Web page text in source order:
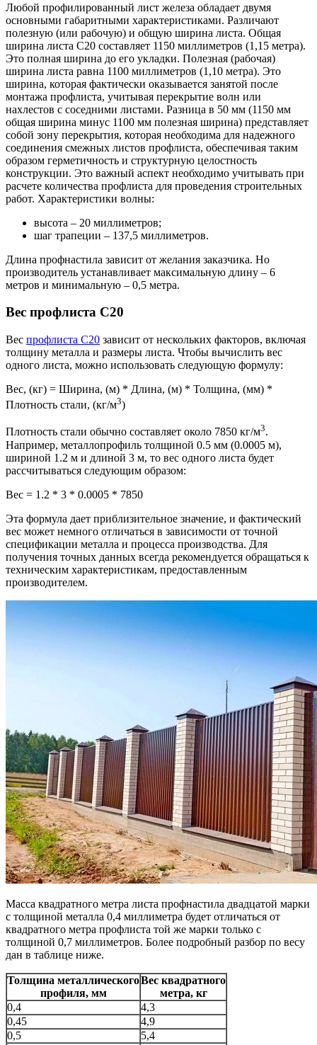
Любой профилированный лист железа обладает двумя
основными габаритными характеристиками. Различают
полезную (или рабочую) и общую ширина листа. Общая
ширина листа С20 составляет 1150 миллиметров (1,15 метра).
Это полная ширина до его укладки. Полезная (рабочая)
ширина листа равна 1100 миллиметров (1,10 метра). Это
ширина, которая фактически оказывается занятой после
монтажа профлиста, учитывая перекрытие волн или
нахлестов с соседними листами. Разница в 50 мм (1150 мм
общая ширина минус 1100 мм полезная ширина) представляет
собой зону перекрытия, которая необходима для надежного
соединения смежных листов профлиста, обеспечивая таким
образом герметичность и структурную целостность
конструкции. Это важный аспект необходимо учитывать при
расчете количества профлиста для проведения строительных
работ. Характеристики волны:
высота – 20 миллиметров;
шаг трапеции – 137,5 миллиметров.
Длина профнастила зависит от желания заказчика. Но
производитель устанавливает максимальную длину – 6
метров и минимальную – 0,5 метра.
Вес профлиста С20
Вес профлиста С20 зависит от нескольких факторов, включая
толщину металла и размеры листа. Чтобы вычислить вес
одного листа, можно использовать следующую формулу:
Вес, (кг) = Ширина, (м) * Длина, (м) * Толщина, (мм) *
Плотность стали, (кг/м3)
Плотность стали обычно составляет около 7850 кг/м3.
Например, металлопрофиль толщиной 0.5 мм (0.0005 м),
шириной 1.2 м и длиной 3 м, то вес одного листа будет
рассчитываться следующим образом:
Вес = 1.2 * 3 * 0.0005 * 7850
Эта формула дает приблизительное значение, и фактический
вес может немного отличаться в зависимости от точной
спецификации металла и процесса производства. Для
получения точных данных всегда рекомендуется обращаться к
техническим характеристикам, предоставленным
производителем.
Масса квадратного метра листа профнастила двадцатой марки
с толщиной металла 0,4 миллиметра будет отличаться от
квадратного метра профлиста той же марки только с
толщиной 0,7 миллиметров. Более подробный разбор по весу
дан в таблице ниже.
Толщина металлического
профиля, мм
Вес квадратного
метра, кг
0,4
4,3
0,45
4,9
0,5
5,4